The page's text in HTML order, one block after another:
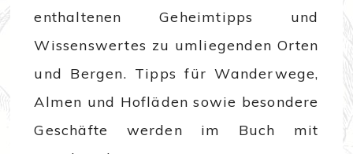
enthaltenen Geheimtipps und
Wissenswertes zu umliegenden Orten
und Bergen. Tipps für Wanderwege,
Almen und Hofläden sowie besondere
Geschäfte werden im Buch mit